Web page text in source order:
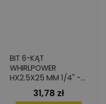
BIT 6-KĄT
WHIRLPOWER
HX2.5X25 MM 1/4" -
STAL S2, SET 10 SZT.
Cena
31,78 zł